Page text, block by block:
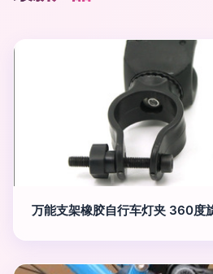
万能支架橡胶自行车灯夹 360度